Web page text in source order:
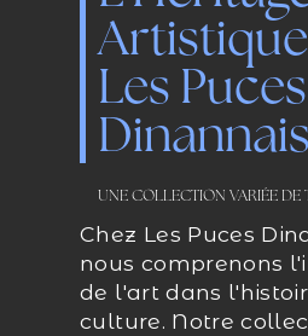
Les Puces
UNE COLLECTION VARIÉE DE
Chez Les Puces
nous comprenons
de l'art dans
culture. Notre